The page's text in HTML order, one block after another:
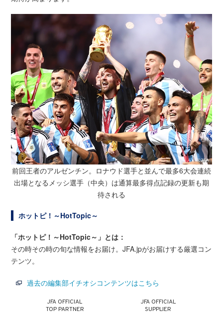
前回王者のアルゼンチン。ロナウド選手と並んで最多6大会連続
出場となるメッシ選手（中央）は通算最多得点記録の更新も期
待される
ホットピ！～HotTopic～
「ホットピ！～HotTopic～」とは：
その時その時の旬な情報をお届け。JFA.jpがお届けする厳選コン
テンツ。
過去の編集部イチオシコンテンツはこちら
JFA OFFICIAL
TOP PARTNER
JFA OFFICIAL
SUPPLIER